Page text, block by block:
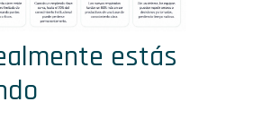
estás